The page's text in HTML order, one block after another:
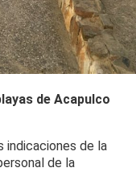
de Acapulco
indicaciones de la
de la